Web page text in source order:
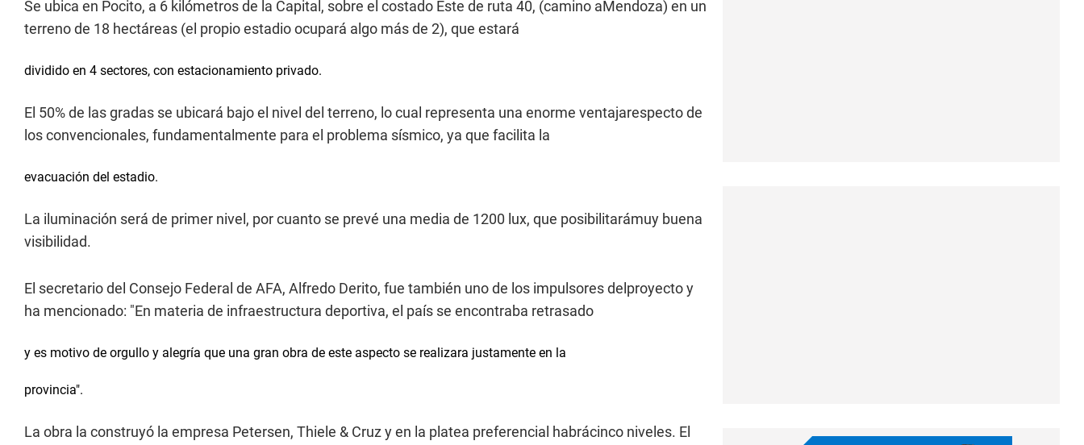
Se ubica en Pocito, a 6 kilómetros de la Capital, sobre el costado Este de ruta 40, (camino aMendoza) en un
terreno de 18 hectáreas (el propio estadio ocupará algo más de 2), que estará
dividido en 4 sectores, con estacionamiento privado.
El 50% de las gradas se ubicará bajo el nivel del terreno, lo cual representa una enorme ventajarespecto de
los convencionales, fundamentalmente para el problema sísmico, ya que facilita la
evacuación del estadio.
La iluminación será de primer nivel, por cuanto se prevé una media de 1200 lux, que posibilitarámuy buena
visibilidad.
El secretario del Consejo Federal de AFA, Alfredo Derito, fue también uno de los impulsores delproyecto y
ha mencionado: "En materia de infraestructura deportiva, el país se encontraba retrasado
y es motivo de orgullo y alegría que una gran obra de este aspecto se realizara justamente en la
provincia".
La obra la construyó la empresa Petersen, Thiele & Cruz y en la platea preferencial habrácinco niveles. El